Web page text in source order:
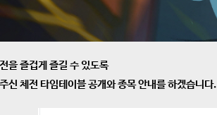
을 즐겁게 즐길 수 있도록
신 체전 타임테이블 공개와 종목 안내를 하겠습니다.